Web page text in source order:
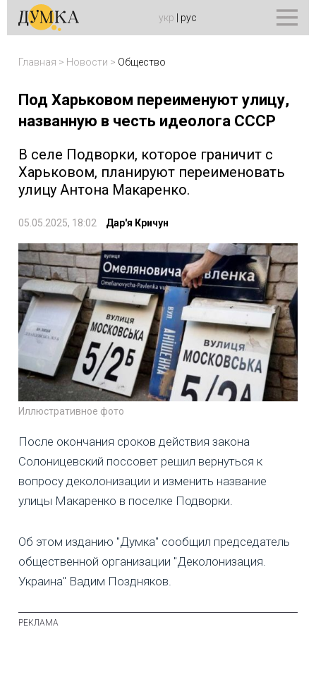
укр рус
Главная > Новости > Общество
Под Харьковом переименуют улицу,
названную в честь идеолога СССР
В селе Подворки, которое граничит с
Харьковом, планируют переименовать
улицу Антона Макаренко.
05.05.2025, 18:02 Дар'я Кричун
Иллюстративное фото
После окончания сроков действия закона
Солоницевский поссовет решил вернуться к
вопросу деколонизации и изменить название
улицы Макаренко в поселке Подворки.
Об этом изданию "Думка" сообщил председатель
общественной организации "Деколонизация.
Украина" Вадим Поздняков.